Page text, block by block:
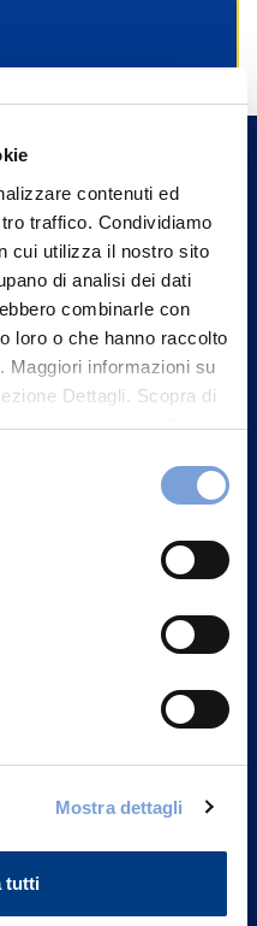
contenuti ed
traffico. Condividiamo
cui utilizza il nostro sito
di analisi dei dati
combinarle con
loro o che hanno raccolto
Maggiori informazioni su
Dettagli. Scopra di
e come trattiamo i
sezione "Informativa
Mostra dettagli
tutti
a te e parla con